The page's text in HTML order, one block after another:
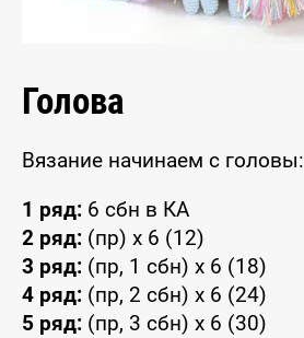
Голова
Вязание начинаем с головы:
1 ряд: 6 сбн в КА
2 ряд: (пр) x 6 (12)
3 ряд: (пр, 1 сбн) x 6 (18)
4 ряд: (пр, 2 сбн) x 6 (24)
5 ряд: (пр, 3 сбн) x 6 (30)